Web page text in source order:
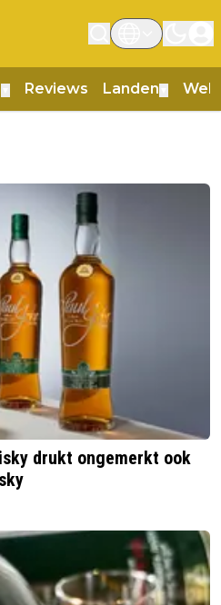
Reviews Landen
drukt ongemerkt ook